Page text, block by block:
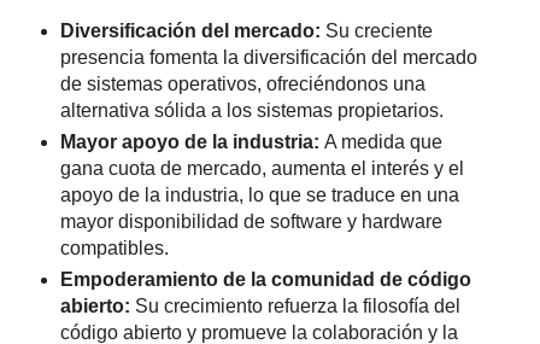
Diversificación del mercado: Su creciente
presencia fomenta la diversificación del mercado
de sistemas operativos, ofreciéndonos una
alternativa sólida a los sistemas propietarios.
Mayor apoyo de la industria: A medida que
gana cuota de mercado, aumenta el interés y el
apoyo de la industria, lo que se traduce en una
mayor disponibilidad de software y hardware
compatibles.
Empoderamiento de la comunidad de código
abierto: Su crecimiento refuerza la filosofía del
código abierto y promueve la colaboración y la